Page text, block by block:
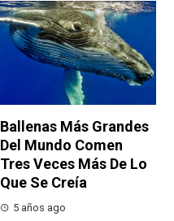
Ballenas Más Grandes
Del Mundo Comen
Tres Veces Más De Lo
Que Se Creía
5 años ago